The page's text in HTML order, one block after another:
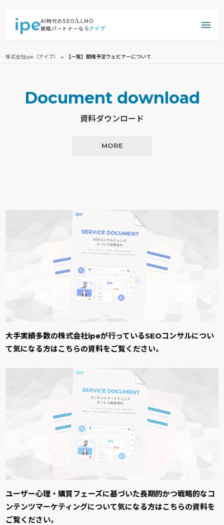
AI時代のSEO/LLMO
戦略パートナーならアイプ
株式会社ipe（アイプ） 【一覧】開催予定ウェビナーについて
Document download
資料ダウンロード
MORE
大手実績多数の株式会社ipeが行っているSEOコンサルについ
て気になる方はこちらの資料をご覧ください。
ユーザー心理・購買フェーズに基づいた長期的かつ戦略的なコ
ンテンツマーケティングについて気になる方はこちらの資料を
ご覧ください。